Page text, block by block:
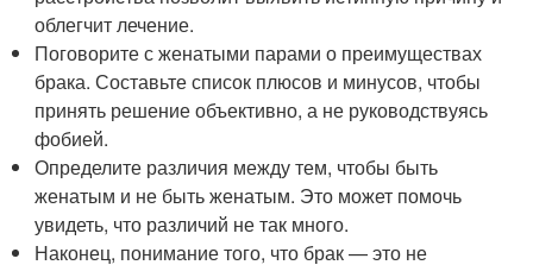
облегчит лечение.
Поговорите с женатыми парами о преимуществах
брака. Составьте список плюсов и минусов, чтобы
принять решение объективно, а не руководствуясь
фобией.
Определите различия между тем, чтобы быть
женатым и не быть женатым. Это может помочь
увидеть, что различий не так много.
Наконец, понимание того, что брак — это не